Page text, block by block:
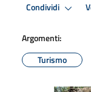
Condividi
Argomenti:
Turismo